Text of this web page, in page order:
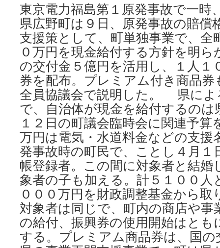
東京電力福島第１原発事故で一時
県広野町は９日、原発事故の賠償
支援策として、町単独事業で、全
０万円を現金給付する方針を明
の交付金５億円を活用し、１人１
券を配布。プレミアム付き商品
全員協議会で説明した。 県によ
で、自治体が現金を給付するの
１２日の町議会臨時会に関連予
万円は電気・水道料金などの支援
発事故時の町民で、ことし４月１
帳登録者。この間に対象者と結婚
象者の子も加える。計５１００人
０００万円を財政調整基金から
対象者は同じで、町内の商店や事
の給付、振興券の使用開始はと
する。プレミアム商品券は、国